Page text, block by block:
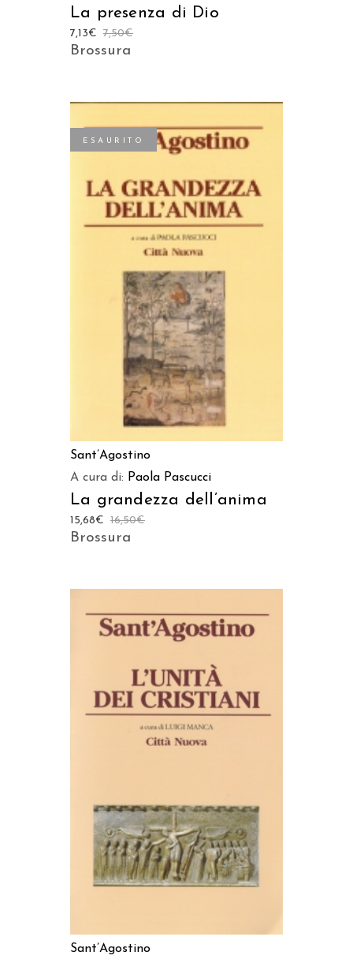
La presenza di Dio
7,50€
7,13€
Brossura
ESAURITO
LEGGI TUTTO
Sant’Agostino
A cura di: Paola Pascucci
La grandezza dell’anima
16,50€
15,68€
Brossura
Sant’Agostino